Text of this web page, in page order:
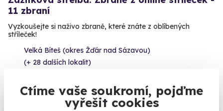
Ctíme vaše soukromí, pojďme
vyřešit cookies
11 zbraní
Vyzkoušejte si naživo zbraně, které znáte z oblíbených
stříleček!
Velká Bíteš (okres Žďár nad Sázavou)
(+ 28 dalších lokalit)
2 999 Kč